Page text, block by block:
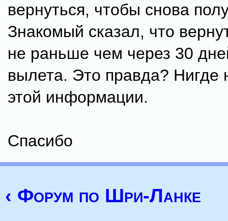
вернуться, чтобы снова
Знакомый сказал, что
не раньше чем через 30
вылета. Это правда? Нигде
этой информации.
Спасибо
‹ Форум по Шри-Ланке